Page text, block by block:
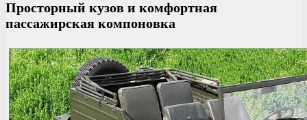
Просторный кузов и комфортная
пассажирская компоновка